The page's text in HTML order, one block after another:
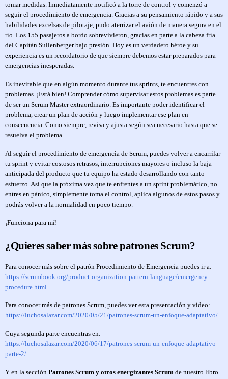
tomar medidas. Inmediatamente notificó a la torre de control y comenzó a
seguir el procedimiento de emergencia. Gracias a su pensamiento rápido y a sus
habilidades excelsas de pilotaje, pudo aterrizar el avión de manera segura en el
río. Los 155 pasajeros a bordo sobrevivieron, gracias en parte a la cabeza fría
del Capitán Sullenberger bajo presión. Hoy es un verdadero héroe y su
experiencia es un recordatorio de que siempre debemos estar preparados para
emergencias inesperadas.
Es inevitable que en algún momento durante tus sprints, te encuentres con
problemas. ¡Está bien! Comprender cómo supervisar estos problemas es parte
de ser un Scrum Master extraordinario. Es importante poder identificar el
problema, crear un plan de acción y luego implementar ese plan en
consecuencia. Como siempre, revisa y ajusta según sea necesario hasta que se
resuelva el problema.
Al seguir el procedimiento de emergencia de Scrum, puedes volver a encarrilar
tu sprint y evitar costosos retrasos, interrupciones mayores o incluso la baja
anticipada del producto que tu equipo ha estado desarrollando con tanto
esfuerzo. Así que la próxima vez que te enfrentes a un sprint problemático, no
entres en pánico, simplemente toma el control, aplica algunos de estos pasos y
podrás volver a la normalidad en poco tiempo.
¡Funciona para mí!
¿Quieres saber más sobre patrones Scrum?
Para conocer más sobre el patrón Procedimiento de Emergencia puedes ir a:
https://scrumbook.org/product-organization-pattern-language/emergency-
procedure.html
Para conocer más de patrones Scrum, puedes ver esta presentación y video:
https://luchosalazar.com/2020/05/21/patrones-scrum-un-enfoque-adaptativo/
Cuya segunda parte encuentras en:
https://luchosalazar.com/2020/06/17/patrones-scrum-un-enfoque-adaptativo-
parte-2/
Y en la sección Patrones Scrum y otros energizantes Scrum de nuestro libro